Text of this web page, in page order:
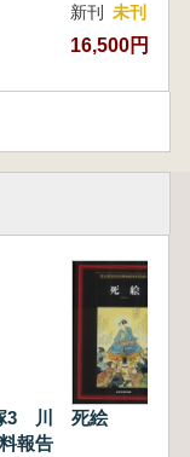
新刊 未刊
16,500円
3 川
報告
死絵